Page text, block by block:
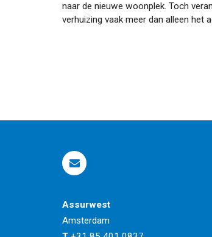
naar de nieuwe woonplek. Toch
verhuizing vaak meer dan alleen het
Assurwest
Amsterdam